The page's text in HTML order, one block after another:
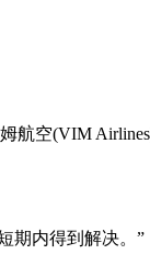
航空(VIM
期内得到解决。”